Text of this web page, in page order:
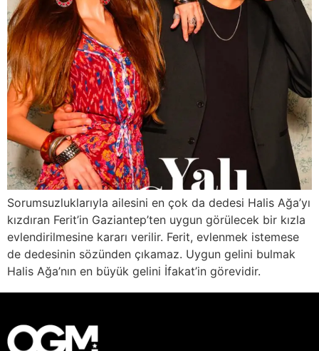
Sorumsuzluklarıyla ailesini en çok da dedesi Halis Ağa’yı
kızdıran Ferit’in Gaziantep’ten uygun görülecek bir kızla
evlendirilmesine kararı verilir. Ferit, evlenmek istemese
de dedesinin sözünden çıkamaz. Uygun gelini bulmak
Halis Ağa’nın en büyük gelini İfakat’in görevidir.